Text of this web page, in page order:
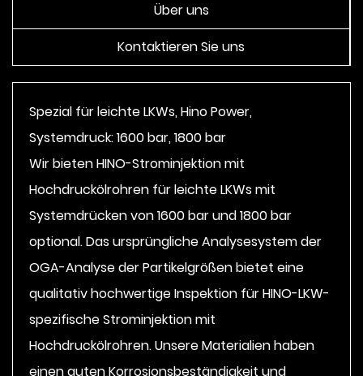
Über uns
Kontaktieren Sie uns
Spezial für leichte LKWs, Hino Power,
Systemdruck: 1600 bar, 1800 bar
Wir bieten HINO-Strominjektion mit
Hochdruckölrohren für leichte LKWs mit
Systemdrücken von 1600 bar und 1800 bar
optional. Das ursprüngliche Analysesystem der
OGA-Analyse der Partikelgrößen bietet eine
qualitativ hochwertige Inspektion für HINO-LKW-
spezifische Strominjektion mit
Hochdruckölrohren. Unsere Materialien haben
einen guten Korrosionsbeständigkeit und